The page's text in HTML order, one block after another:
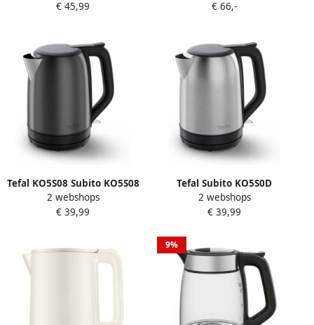
3045387294687
€ 45,99
3045387293796
€ 66,-
Tefal KO5S08 Subito KO5S08
elektrische waterkoker
2 webshops
€ 39,99
Tefal Subito KO5S0D
Waterkoker 1 7L Modern
Design 1-kopsindicator
2 webshops
€ 39,99
9%